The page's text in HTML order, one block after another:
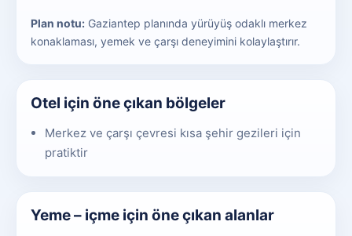
Plan notu: Gaziantep planında yürüyüş odaklı merkez
konaklaması, yemek ve çarşı deneyimini kolaylaştırır.
Otel için öne çıkan bölgeler
Merkez ve çarşı çevresi kısa şehir gezileri için
pratiktir
Yeme – içme için öne çıkan alanlar